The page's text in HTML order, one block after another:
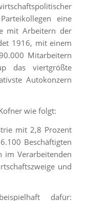
eine
mit Arbeitern der
1916, mit einem
Mitarbeitern
das viertgrößte
Autokonzern
wie folgt:
mit 2,8 Prozent
Beschäftigten
im Verarbeitenden
und
dafür: